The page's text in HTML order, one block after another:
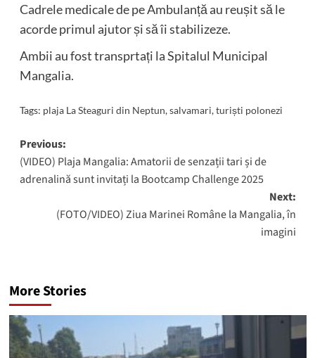
Cadrele medicale de pe Ambulanță au reușit să le
acorde primul ajutor și să îi stabilizeze.
Ambii au fost transprtați la Spitalul Municipal
Mangalia.
Tags: plaja La Steaguri din Neptun,salvamari,turiști polonezi
Post
navigation
Previous:
(VIDEO) Plaja Mangalia: Amatorii de senzații tari și de
adrenalină sunt invitați la Bootcamp Challenge 2025
Next:
(FOTO/VIDEO) Ziua Marinei Române la Mangalia, în
imagini
More Stories